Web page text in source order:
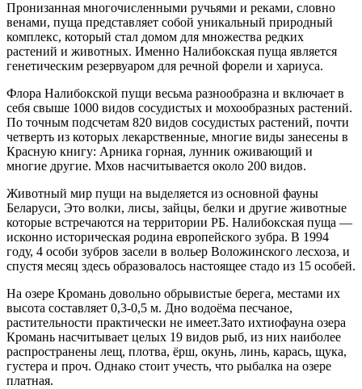
Пронизанная многочисленными ручьями и реками, словно
венами, пуща представляет собой уникальный природный
комплекс, который стал домом для множества редких
растений и животных. Именно Налибокская пуща является
генетическим резервуаром для речной форели и хариуса.
Флора Налибокской пущи весьма разнообразна и включает в
себя свыше 1000 видов сосудистых и мохообразных растений.
По точным подсчетам 820 видов сосудистых растений, почти
четверть из которых лекарственные, многие виды занесены в
Красную книгу: Арника горная, лунник оживающий и
многие другие. Мхов насчитывается около 200 видов.
Животный мир пущи на выделяется из основной фауны
Беларуси, Это волки, лисы, зайцы, белки и другие животные
которые встречаются на территории РБ. Налибокская пуща —
исконно историческая родина европейского зубра. В 1994
году, 4 особи зубров засели в вольер Воложинского лесхоза, и
спустя месяц здесь образовалось настоящее стадо из 15 особей.
На озере Кромань довольно обрывистые берега, местами их
высота составляет 0,3-0,5 м. Дно водоёма песчаное,
растительности практически не имеет.Зато ихтиофауна озера
Кромань насчитывает целых 19 видов рыб, из них наиболее
распространены лещ, плотва, ёрш, окунь, линь, карась, щука,
густера и проч. Однако стоит учесть, что рыбалка на озере
платная.